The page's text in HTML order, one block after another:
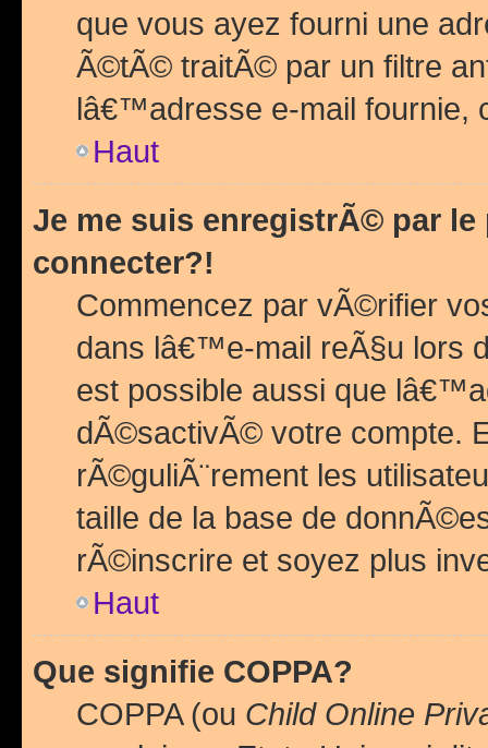
que vous ayez fourni une
Ã©tÃ© traitÃ© par un filtre
lâ€™adresse e-mail fournie,
Haut
Je me suis enregistrÃ© par
connecter?!
Commencez par vÃ©rifier
dans lâ€™e-mail reÃ§u lors
est possible aussi que
dÃ©sactivÃ© votre compte.
rÃ©guliÃ¨rement les
taille de la base de
rÃ©inscrire et soyez plus
Haut
Que signifie COPPA?
COPPA (ou Child Online